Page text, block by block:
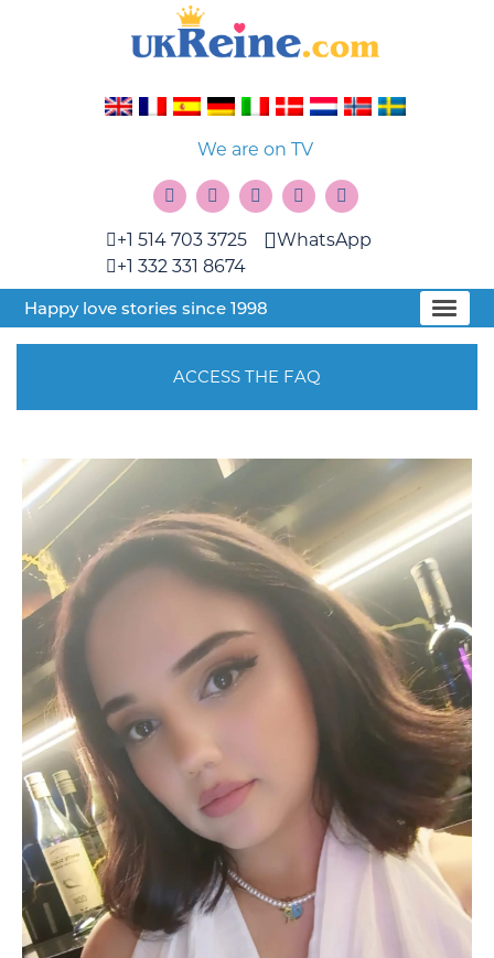
We are on TV
+1 514 703 3725
+1 332 331 8674
WhatsApp
Happy love stories since 1998
ACCESS THE FAQ